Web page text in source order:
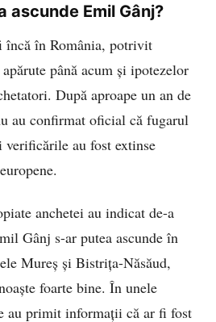
ascunde Emil Gânj?
încă în România, potrivit
până acum și ipotezelor
După aproape un an de
au confirmat oficial că fugarul
verificările au fost extinse
anchetei au indicat de-a
Gânj s-ar putea ascunde în
Mureș și Bistrița-Năsăud,
foarte bine. În unele
au primit informații că ar fi fost